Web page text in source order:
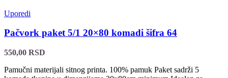
Uporedi
Pačvork paket 5/1 20×80 komadi šifra 64
550,00 RSD
Pamučni materijali sitnog printa. 100% pamuk Paket sadrži 5